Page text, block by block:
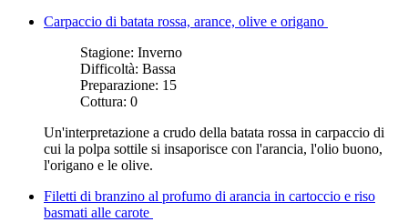
Carpaccio di batata rossa, arance, olive e origano
Stagione: Inverno
Difficoltà: Bassa
Preparazione: 15
Cottura: 0
Un'interpretazione a crudo della batata rossa in carpaccio di
cui la polpa sottile si insaporisce con l'arancia, l'olio buono,
l'origano e le olive.
Filetti di branzino al profumo di arancia in cartoccio e riso
basmati alle carote